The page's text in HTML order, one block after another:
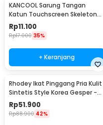
KANCOOL Sarung Tangan
Katun Touchscreen Skeleton
All Size Unisex - YN1168
Rp11.100
Rp17.000 35%
+ Keranjang
Rhodey Ikat Pinggang Pria Kulit
Sintetis Style Korea Gesper -
B1033
Rp51.900
Rp88.900 42%